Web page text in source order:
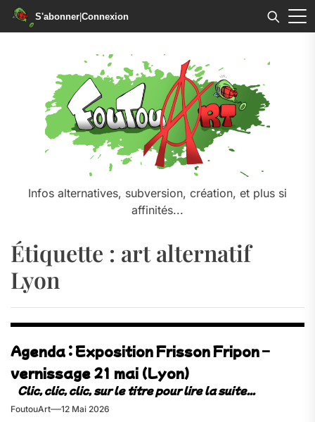
S'abonner|Connexion
Infos alternatives, subversion, création, et plus si
affinités...
Étiquette : art alternatif
Lyon
Agenda : Exposition Frisson Fripon –
vernissage 21 mai (Lyon)
FoutouArt 12 Mai 2026